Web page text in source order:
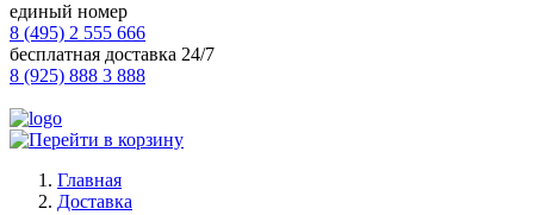
единый номер
8 (495) 2 555 666
бесплатная доставка 24/7
8 (925) 888 3 888
Главная
Доставка